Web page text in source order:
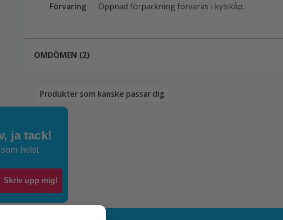
Förvaring Öppnad förpackning förvaras i kylskåp.
OMDÖMEN (2)
Yvonne Andersson
Väldigt bra
Lägg till en recension
Produkter som kanske passar dig
ja tack!
helst
Skriv upp mig!